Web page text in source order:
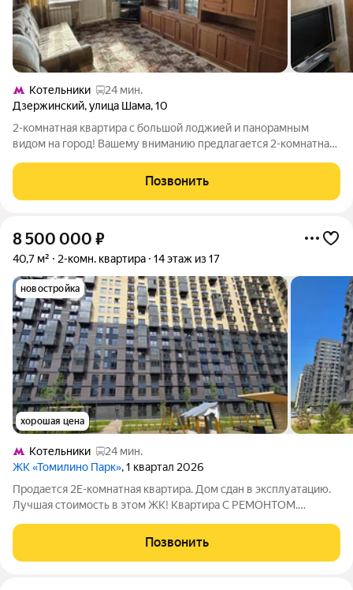
Котельники
24 мин.
Дзержинский,улица Шама,10
2-комнатная квартира с большой лоджией и панорамным
видом на город! Вашему вниманию предлагается 2-комнатная
15 этаже 16-этажного панельного дома. Общая площадь 53,9 м,
жилая 28,3 м
Позвонить
8 500 000 ₽
40,7 м² 2-комн. квартира 14 этаж из 17
новостройка
хорошая цена
Котельники
24 мин.
ЖК «Томилино Парк», 1 квартал 2026
Продается 2Е-комнатная квартира. Дом сдан в эксплуатацию.
Лучшая стоимость в этом ЖК! Квартира С РЕМОНТОМ.
любую форму стандартной ипотеки, - в покупку можно
использовать материнский капитал.
Позвонить